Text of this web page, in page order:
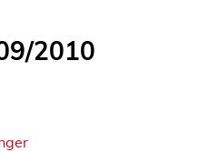
2010